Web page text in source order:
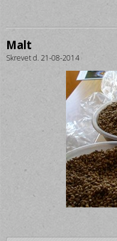
Malt
Skrevet d. 21-08-2014